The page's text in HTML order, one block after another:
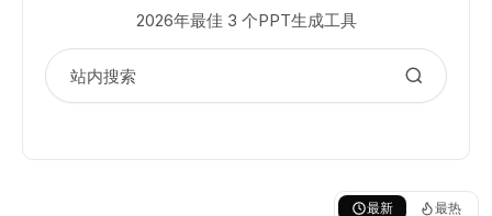
2026年最佳 3 个PPT生成工具
最新 最热